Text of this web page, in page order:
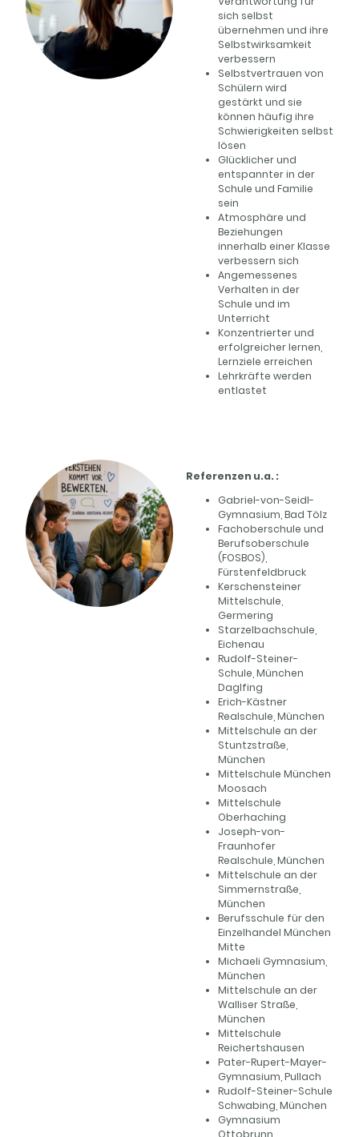
sich selbst
übernehmen und ihre
Selbstwirksamkeit
verbessern
Selbstvertrauen von
Schülern wird
gestärkt und sie
können häufig ihre
Schwierigkeiten selbst
lösen
Glücklicher und
entspannter in der
Schule und Familie
sein
Atmosphäre und
Beziehungen
innerhalb einer Klasse
verbessern sich
Angemessenes
Verhalten in der
Schule und im
Unterricht
Konzentrierter und
erfolgreicher lernen,
Lernziele erreichen
Lehrkräfte werden
entlastet
Referenzen u.a. :
Gabriel-von-Seidl-
Gymnasium, Bad Tölz
Fachoberschule und
Berufsoberschule
(FOSBOS),
Fürstenfeldbruck
Kerschensteiner
Mittelschule,
Germering
Starzelbachschule,
Eichenau
Rudolf-Steiner-
Schule, München
Daglfing
Erich-Kästner
Realschule, München
Mittelschule an der
Stuntzstraße,
München
Mittelschule München
Moosach
Mittelschule
Oberhaching
Joseph-von-
Fraunhofer
Realschule, München
Mittelschule an der
Simmernstraße,
München
Berufsschule für den
Einzelhandel München
Mitte
Michaeli Gymnasium,
München
Mittelschule an der
Walliser Straße,
München
Mittelschule
Reichertshausen
Pater-Rupert-Mayer-
Gymnasium, Pullach
Rudolf-Steiner-Schule
Schwabing, München
Gymnasium